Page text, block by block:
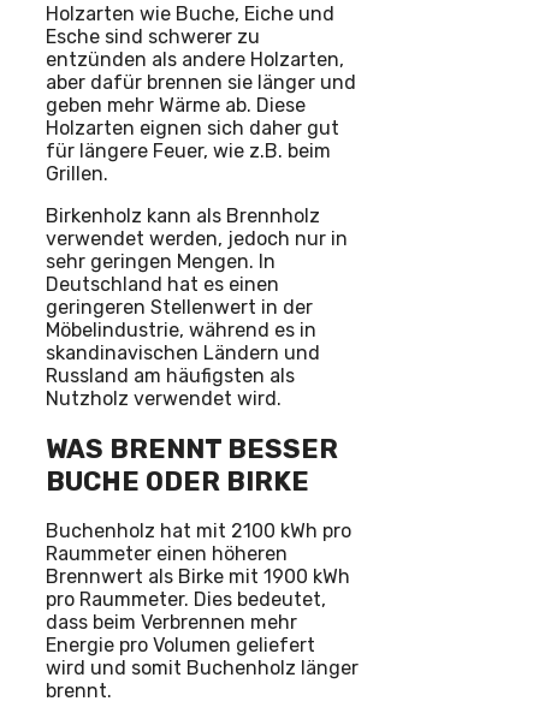
Holzarten wie Buche, Eiche und
Esche sind schwerer zu
entzünden als andere Holzarten,
aber dafür brennen sie länger und
geben mehr Wärme ab. Diese
Holzarten eignen sich daher gut
für längere Feuer, wie z.B. beim
Grillen.
Birkenholz kann als Brennholz
verwendet werden, jedoch nur in
sehr geringen Mengen. In
Deutschland hat es einen
geringeren Stellenwert in der
Möbelindustrie, während es in
skandinavischen Ländern und
Russland am häufigsten als
Nutzholz verwendet wird.
WAS BRENNT BESSER
BUCHE ODER BIRKE
Buchenholz hat mit 2100 kWh pro
Raummeter einen höheren
Brennwert als Birke mit 1900 kWh
pro Raummeter. Dies bedeutet,
dass beim Verbrennen mehr
Energie pro Volumen geliefert
wird und somit Buchenholz länger
brennt.